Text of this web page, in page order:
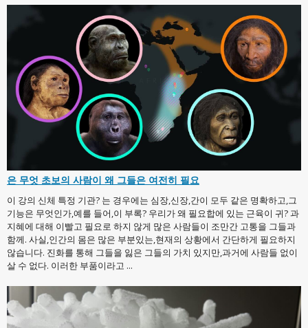
은 무엇 초보의 사람이 왜 그들은 여전히 필요
이 강의 신체 특정 기관? 는 경우에는 심장,신장,간이 모두 같은 명확하고,그
기능은 무엇인가,예를 들어,이 부록? 우리가 왜 필요합에 있는 근육이 귀? 과
지혜에 대해 이빨고 필요로 하지 않게 많은 사람들이 조만간 고통을 그들과
함께. 사실,인간의 몸은 많은 부분있는,현재의 상황에서 간단하게 필요하지
않습니다. 진화를 통해 그들을 잃은 그들의 가치 있지만,과거에 사람들 없이
살 수 없다. 이러한 부품이라고 ...